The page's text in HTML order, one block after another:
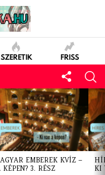
SZERETIK FRISS
EMBEREK KVÍZ –
3. RÉSZ
KI